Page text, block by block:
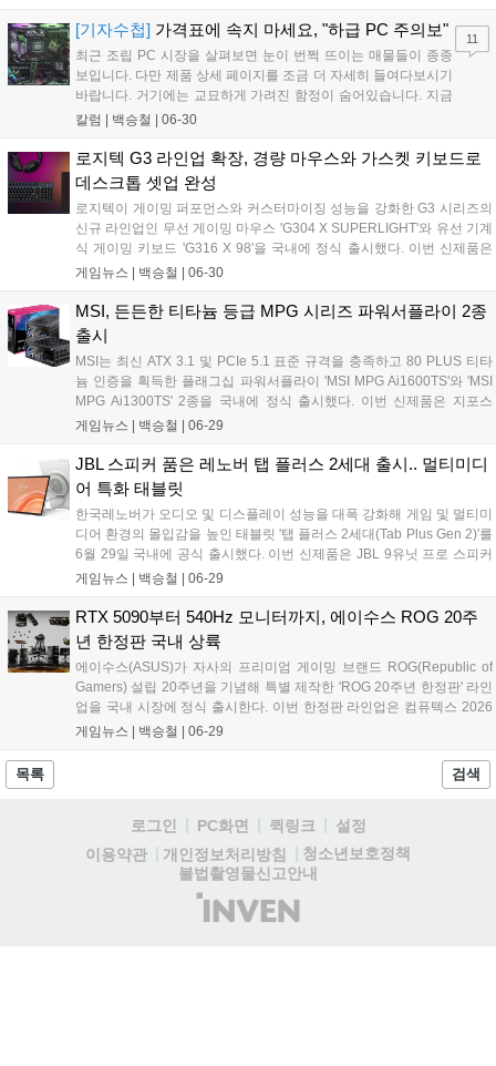
게임 및 전반적인 작업 환경 업그레이드를 고려하는 소비자들에게 합리
[기자수첩] 가격표에 속지 마세요, "하급 PC 주의보"
최근 조립 PC 시장을 살펴보면 눈이 번쩍 뜨이는 매물들이 종종
보입니다. 다만 제품 상세 페이지를 조금 더 자세히 들여다보시기
바랍니다. 거기에는 교묘하게 가려진 함정이 숨어있습니다. 지금
PC 시장은 하급 PC 주의보가 발령됐습니다....
칼럼 | 백승철 | 06-30
11
로지텍 G3 라인업 확장, 경량 마우스와 가스켓 키보드로
데스크톱 셋업 완성
로지텍이 게이밍 퍼포먼스와 커스터마이징 성능을 강화한 G3 시리즈의
신규 라인업인 무선 게이밍 마우스 'G304 X SUPERLIGHT'와 유선 기계
식 게이밍 키보드 'G316 X 98'을 국내에 정식 출시했다. 이번 신제품은
로지텍 G의 검증된 기술력을 바탕으로 게이머의 정밀한 조작과 민첩한
구축할 수 있도록 설계된 것이 특징이다....
게임뉴스 | 백승철 | 06-30
MSI, 든든한 티타늄 등급 MPG 시리즈 파워서플라이 2종
출시
MSI는 최신 ATX 3.1 및 PCIe 5.1 표준 규격을 충족하고 80 PLUS 티타
늄 인증을 획득한 플래그십 파워서플라이 'MSI MPG Ai1600TS'와 'MSI
MPG Ai1300TS' 2종을 국내에 정식 출시했다. 이번 신제품은 지포스
RTX 5090과 같은 차세대 고성능 그래픽카드의 안정적인 구동에 초점을
한 것이 특징이다....
게임뉴스 | 백승철 | 06-29
JBL 스피커 품은 레노버 탭 플러스 2세대 출시.. 멀티미디
어 특화 태블릿
한국레노버가 오디오 및 디스플레이 성능을 대폭 강화해 게임 및 멀티미
디어 환경의 몰입감을 높인 태블릿 '탭 플러스 2세대(Tab Plus Gen 2)'를
6월 29일 국내에 공식 출시했다. 이번 신제품은 JBL 9유닛 프로 스피커
시스템과 12.1인치 2.5K 고해상도 디스플레이를 탑재하여 선명한 화질
할 수 있는 블루투스 스피커 모드와 대용량 배터리를 갖춰 야외 및 다양
한 사용 환경에 최적화됐다....
게임뉴스 | 백승철 | 06-29
RTX 5090부터 540Hz 모니터까지, 에이수스 ROG 20주
년 한정판 국내 상륙
에이수스(ASUS)가 자사의 프리미엄 게이밍 브랜드 ROG(Republic of
Gamers) 설립 20주년을 기념해 특별 제작한 'ROG 20주년 한정판' 라인
업을 국내 시장에 정식 출시한다. 이번 한정판 라인업은 컴퓨텍스 2026
에서 최초로 공개된 제품들로, 독창적인 디자인과 극한의 성능을 갖춘
의 관심에 맞춰 오는 7월 3일 주변기기와 모니터 중심의 1차 라인업 출
시를 시작으로 7월 말 공급되는 2차 라인업까지 총 두 차례에 걸쳐 순차
게임뉴스 | 백승철 | 06-29
목록 검색
로그인 PC화면 퀵링크
설정
이용약관
개인정보처리방침
청소년보호정책
불법촬영물신고안내
(주)
인